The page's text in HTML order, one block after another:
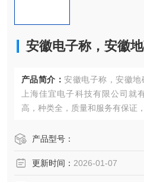
安徽电子称，安徽
产品简介： 安徽电子称，安徽地
上海佳宜电子科技有限公司就
高，种类全，质量和服务有保证
产品型号：
更新时间： 2026-01-07